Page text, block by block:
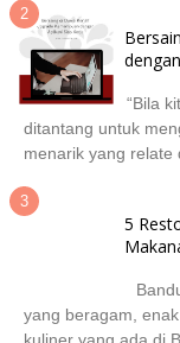
“Bila
ditantang untuk
menarik yang relate
5
yang beragam,